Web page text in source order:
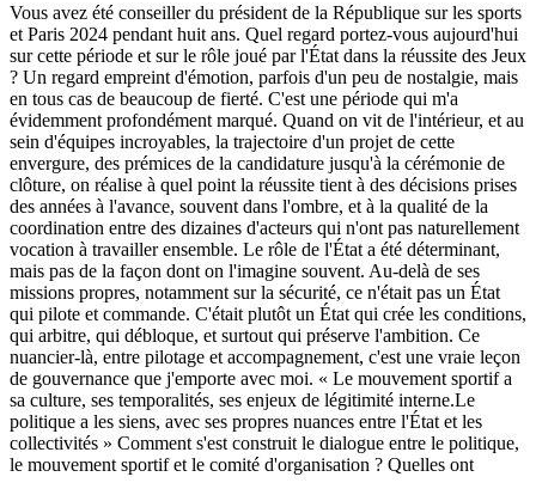
Vous avez été conseiller du président de la République sur les sports
et Paris 2024 pendant huit ans. Quel regard portez-vous aujourd'hui
sur cette période et sur le rôle joué par l'État dans la réussite des Jeux
? Un regard empreint d'émotion, parfois d'un peu de nostalgie, mais
en tous cas de beaucoup de fierté. C'est une période qui m'a
évidemment profondément marqué. Quand on vit de l'intérieur, et au
sein d'équipes incroyables, la trajectoire d'un projet de cette
envergure, des prémices de la candidature jusqu'à la cérémonie de
clôture, on réalise à quel point la réussite tient à des décisions prises
des années à l'avance, souvent dans l'ombre, et à la qualité de la
coordination entre des dizaines d'acteurs qui n'ont pas naturellement
vocation à travailler ensemble. Le rôle de l'État a été déterminant,
mais pas de la façon dont on l'imagine souvent. Au-delà de ses
missions propres, notamment sur la sécurité, ce n'était pas un État
qui pilote et commande. C'était plutôt un État qui crée les conditions,
qui arbitre, qui débloque, et surtout qui préserve l'ambition. Ce
nuancier-là, entre pilotage et accompagnement, c'est une vraie leçon
de gouvernance que j'emporte avec moi. « Le mouvement sportif a
sa culture, ses temporalités, ses enjeux de légitimité interne.Le
politique a les siens, avec ses propres nuances entre l'État et les
collectivités » Comment s'est construit le dialogue entre le politique,
le mouvement sportif et le comité d'organisation ? Quelles ont